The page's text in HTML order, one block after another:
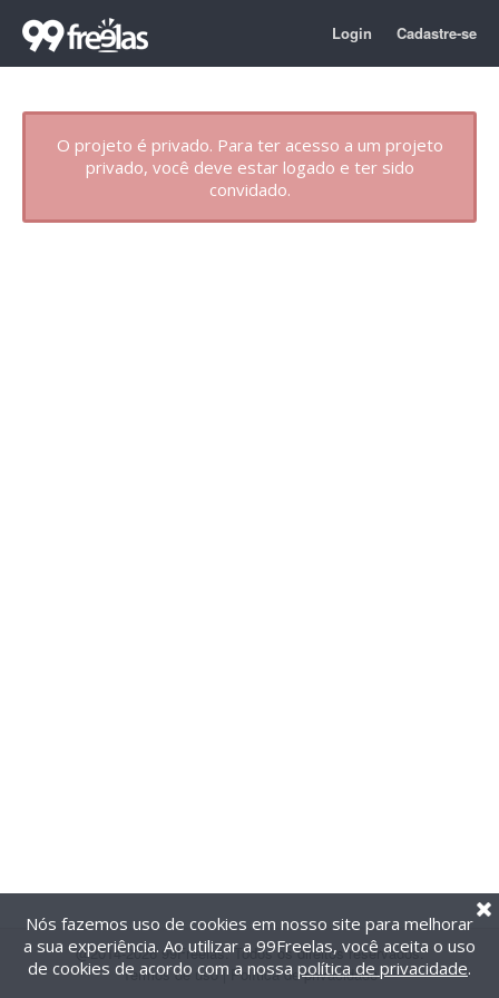
Login Cadastre-se
O projeto é privado. Para ter acesso a um projeto
privado, você deve estar logado e ter sido
convidado.
@2014-2026 99Freelas. Todos os direitos reservados.
Termos de uso| Política de privacidade
Nós fazemos uso de cookies em nosso site para melhorar
a sua experiência. Ao utilizar a 99Freelas, você aceita o uso
de cookies de acordo com a nossa política de privacidade.